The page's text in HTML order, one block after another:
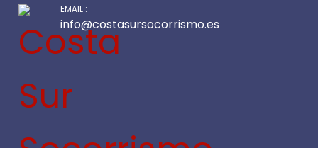
EMAIL :
info@costasursocorrismo.es